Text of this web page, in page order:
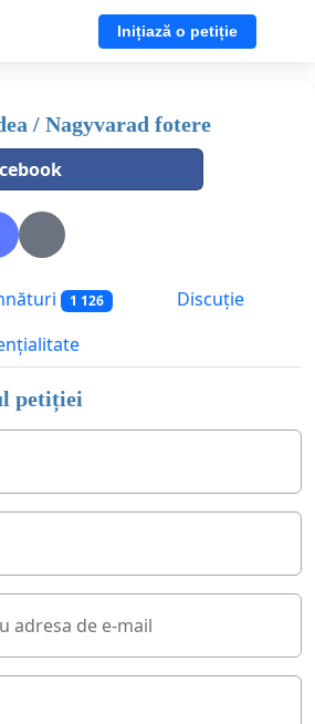
Inițiază o petiție
/ Nagyvarad fotere
1 126
Discuție
petiției
adresa de e-mail